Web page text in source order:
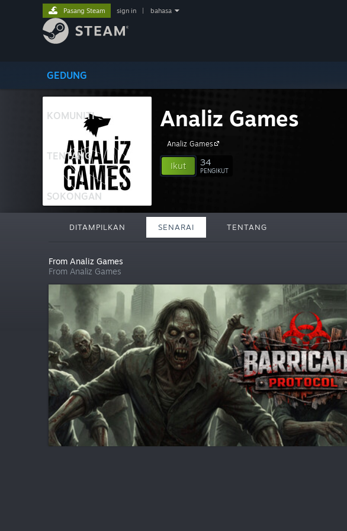
GEDUNG
KOMUNITI
TENTANG
SOKONGAN
Pasang Steam sign in bahasa
Analiz Games
Analiz Games
Ikut 34
PENGIKUT
DITAMPILKAN SENARAI TENTANG
From Analiz Games
From Analiz Games